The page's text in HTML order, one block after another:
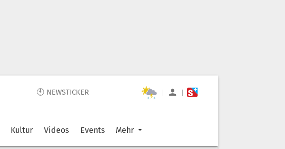
🕙 NEWSTICKER | |
Kultur Videos Events Mehr